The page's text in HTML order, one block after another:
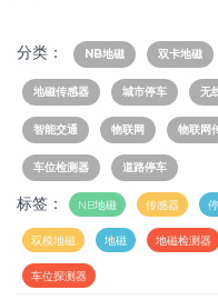
分类： NB地磁 双卡地磁
地磁传感器 城市停车 无
智能交通 物联网 物联网
车位检测器 道路停车
标签： NB地磁 传感器
双模地磁 地磁 地磁检测器
车位探测器